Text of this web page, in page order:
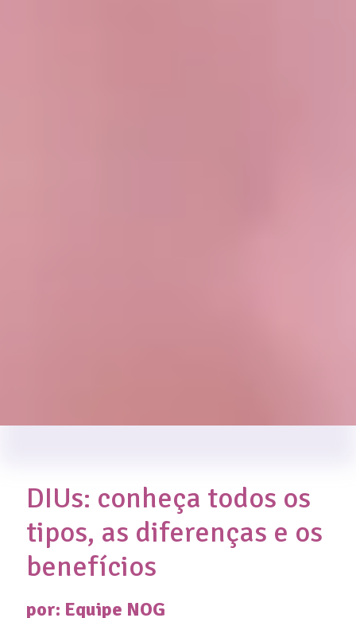
DIUs: conheça todos os
tipos, as diferenças e os
benefícios
por: Equipe NOG